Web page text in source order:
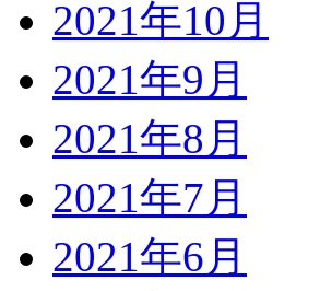
2021年10月
2021年9月
2021年8月
2021年7月
2021年6月